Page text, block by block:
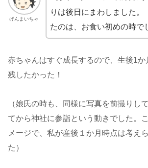
げんまいちゃ
りは後日にまわしました。
たのは、お食い初めの時で
赤ちゃんはすぐ成長するので、生後1か
残したかった！
（娘氏の時も、同様に写真を前撮りし
てから神社に参詣という動きでした。
メージで、私が産後１か月時点は考え
た）